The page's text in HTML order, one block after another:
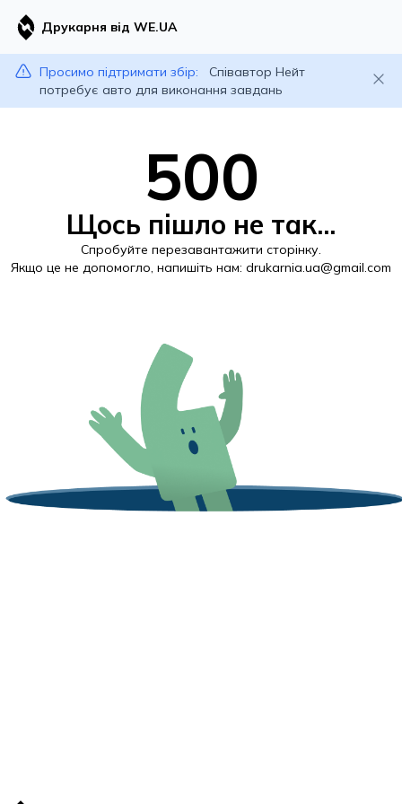
Друкарня від WE.UA
Просимо підтримати збір:
Співавтор Нейт
потребує авто для виконання завдань
500
Щось пішло не так...
Спробуйте перезавантажити сторінку.
Якщо це не допомогло, напишіть нам: drukarnia.ua@gmail.com